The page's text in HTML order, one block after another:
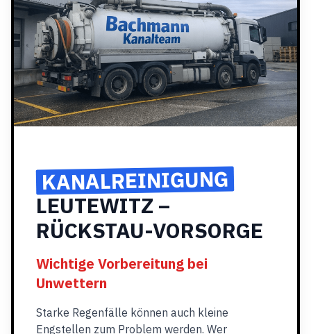
KANALREINIGUNG
LEUTEWITZ –
RÜCKSTAU-VORSORGE
Wichtige Vorbereitung bei
Unwettern
Starke Regenfälle können auch kleine
Engstellen zum Problem werden. Wer